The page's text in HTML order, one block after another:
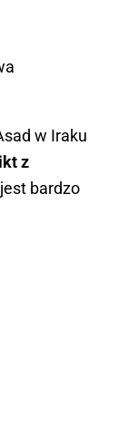
w Iraku
z
bardzo